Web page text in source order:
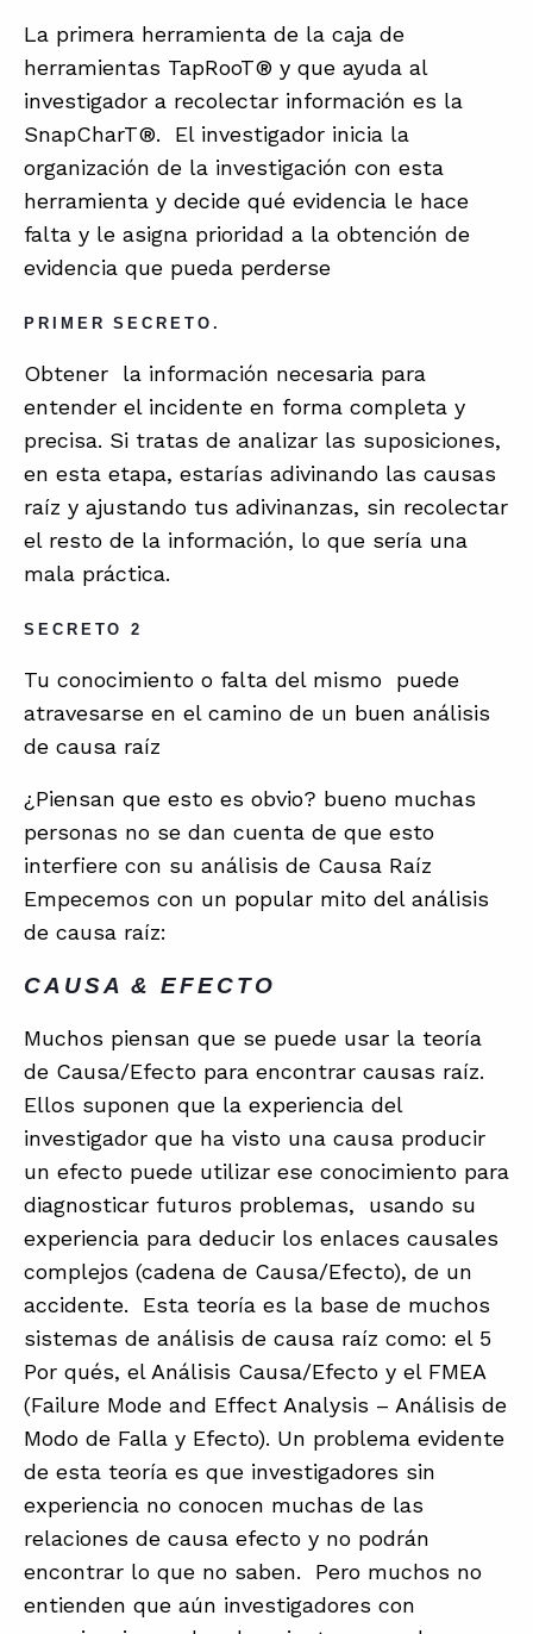
La primera herramienta de la caja de
herramientas TapRooT® y que ayuda al
investigador a recolectar información es la
SnapCharT®. El investigador inicia la
organización de la investigación con esta
herramienta y decide qué evidencia le hace
falta y le asigna prioridad a la obtención de
evidencia que pueda perderse
PRIMER SECRETO.
Obtener la información necesaria para
entender el incidente en forma completa y
precisa. Si tratas de analizar las suposiciones,
en esta etapa, estarías adivinando las causas
raíz y ajustando tus adivinanzas, sin recolectar
el resto de la información, lo que sería una
mala práctica.
SECRETO 2
Tu conocimiento o falta del mismo puede
atravesarse en el camino de un buen análisis
de causa raíz
¿Piensan que esto es obvio? bueno muchas
personas no se dan cuenta de que esto
interfiere con su análisis de Causa Raíz
Empecemos con un popular mito del análisis
de causa raíz:
CAUSA & EFECTO
Muchos piensan que se puede usar la teoría
de Causa/Efecto para encontrar causas raíz.
Ellos suponen que la experiencia del
investigador que ha visto una causa producir
un efecto puede utilizar ese conocimiento para
diagnosticar futuros problemas, usando su
experiencia para deducir los enlaces causales
complejos (cadena de Causa/Efecto), de un
accidente. Esta teoría es la base de muchos
sistemas de análisis de causa raíz como: el 5
Por qués, el Análisis Causa/Efecto y el FMEA
(Failure Mode and Effect Analysis – Análisis de
Modo de Falla y Efecto). Un problema evidente
de esta teoría es que investigadores sin
experiencia no conocen muchas de las
relaciones de causa efecto y no podrán
encontrar lo que no saben. Pero muchos no
entienden que aún investigadores con